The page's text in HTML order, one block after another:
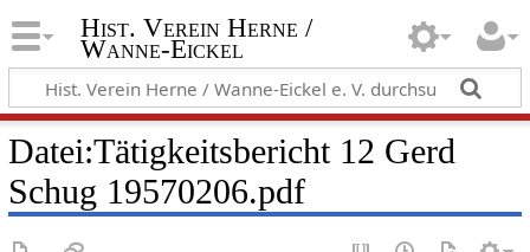
Hist. Verein Herne /
Wanne-Eickel
Datei:Tätigkeitsbericht 12 Gerd
Schug 19570206.pdf